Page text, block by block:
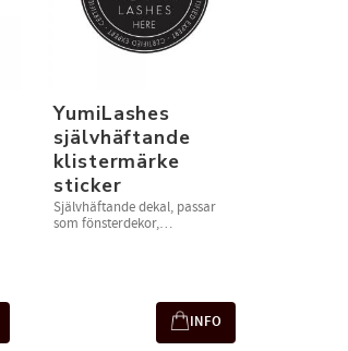
YumiLashes
självhäftande
klistermärke
sticker
Självhäftande dekal, passar
som fönsterdekor,
INFO